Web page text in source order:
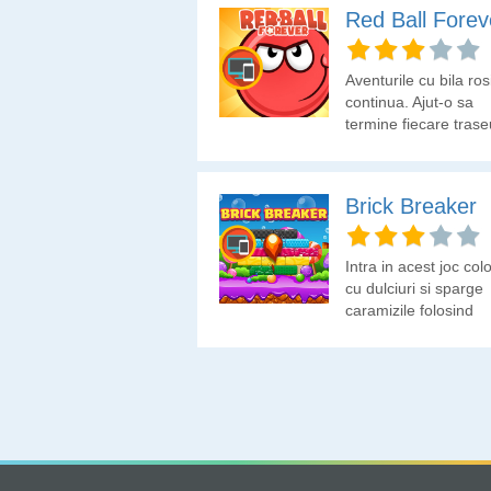
Red Ball
Aventurile cu bila
continua. Ajut-o sa
termine fiecare
Brick Breaker
Intra in acest joc
cu dulciuri si sparge
caramizile folosind